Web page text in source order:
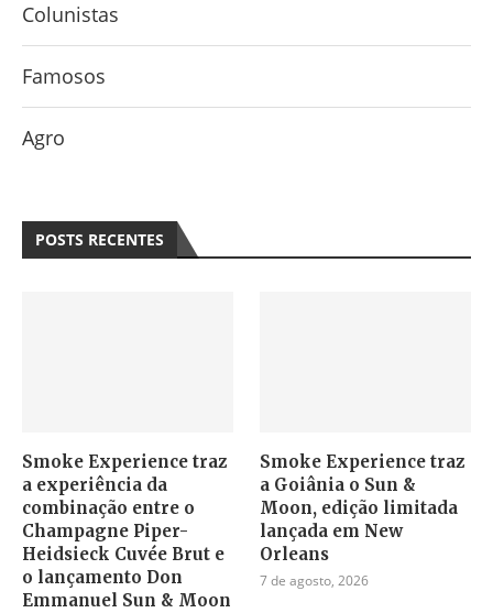
Colunistas
Famosos
Agro
POSTS RECENTES
Smoke Experience traz
a experiência da
combinação entre o
Champagne Piper-
Heidsieck Cuvée Brut e
o lançamento Don
Emmanuel Sun & Moon
Smoke Experience traz
a Goiânia o Sun &
Moon, edição limitada
lançada em New
Orleans
7 de agosto, 2026